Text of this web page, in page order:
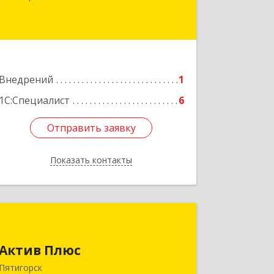
Внедрений
1
1С:Специалист
6
Отправить заявку
Показать контакты
Отправить заявку
Назад
Плюс
Пятигорск
357502, Ставропольский край,
Пятигорск г, Первая Бульварная ул,